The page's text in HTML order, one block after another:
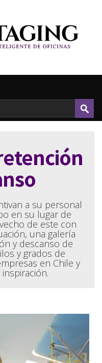
a su personal
en su lugar de
de este con
una galería
y descanso de
y grados de
en Chile y